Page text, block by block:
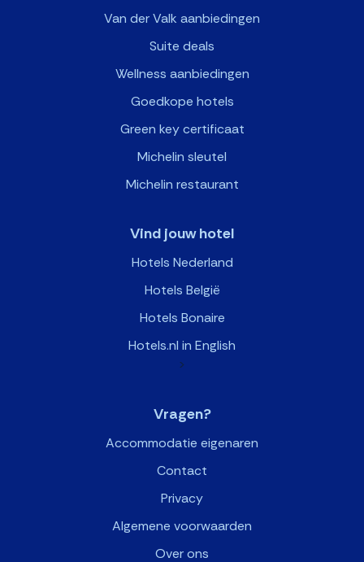
Van der Valk aanbiedingen
Suite deals
Wellness aanbiedingen
Goedkope hotels
Green key certificaat
Michelin sleutel
Michelin restaurant
Vind jouw hotel
Hotels Nederland
Hotels België
Hotels Bonaire
Hotels.nl in English
>
Vragen?
Accommodatie eigenaren
Contact
Privacy
Algemene voorwaarden
Over ons